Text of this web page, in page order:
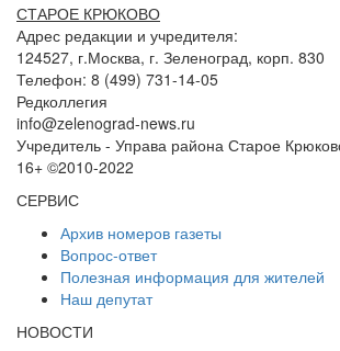
СТАРОЕ КРЮКОВО
Адрес редакции и учредителя:
124527, г.Москва, г. Зеленоград, корп. 830
Телефон: 8 (499) 731-14-05
Редколлегия
info@zelenograd-news.ru
Учредитель - Управа района Старое
16+ ©2010-2022
СЕРВИС
Архив номеров газеты
Вопрос-ответ
Полезная информация для жителей
Наш депутат
НОВОСТИ